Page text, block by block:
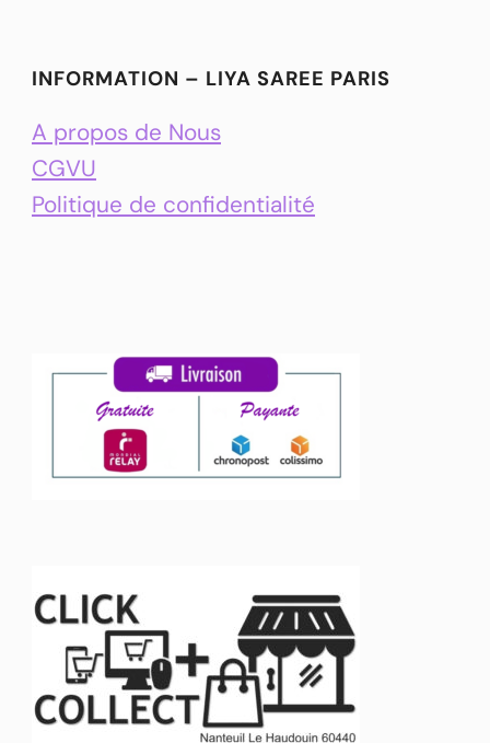
INFORMATION – LIYA SAREE PARIS
A propos de Nous
CGVU
Politique de confidentialité